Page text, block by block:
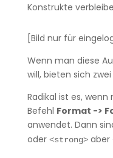
Konstrukte
[Bild nur für
Wenn man diese
will, bieten sich
Radikal ist es,
Befehl Format ->
anwendet. Dann
oder <strong>aber